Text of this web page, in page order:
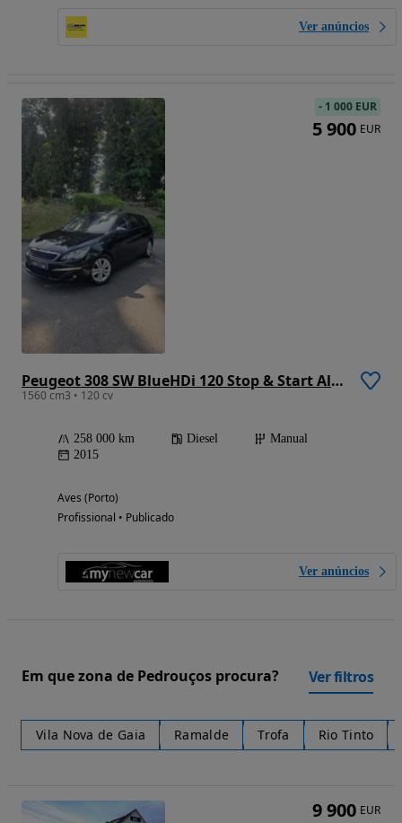
Ver anúncios
Peugeot 308 SW BlueHDi 120 Stop & Start Allure
1560 cm3 • 120 cv
258 000 km Diesel
Manual
2015
Aves (Porto)
Profissional • Publicado
Ver anúncios
- 1 000 EUR
5 900 EUR
Em que zona de Pedrouços procura? Ver filtros
Vila Nova de Gaia Ramalde Trofa Rio Tinto
9 900 EUR